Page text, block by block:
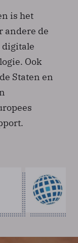
is het
andere de
digitale
Ook
Staten en